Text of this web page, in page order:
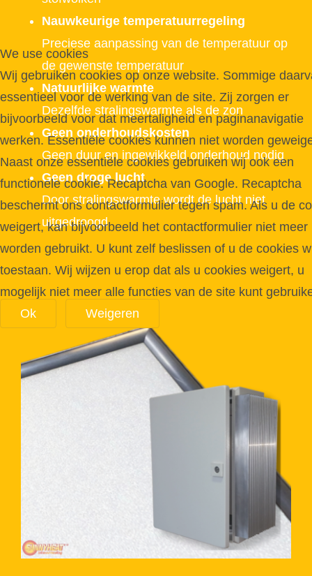
Nauwkeurige temperatuurregeling
Preciese aanpassing van de temperatuur op
de gewenste temperatuur
Natuurlijke warmte
Dezelfde stralingswarmte als de zon
Geen onderhoudskosten
Geen duur en ingewikkeld onderhoud nodig
Geen droge lucht
Door stralingswarmte wordt de lucht niet
uitgedroogd
We use cookies
Wij gebruiken cookies op onze website. Sommige
essentieel voor de werking van de site. Zij zorgen er
bijvoorbeeld voor dat meertaligheid en paginanavigatie
werken. Essentiële cookies kunnen niet worden
Naast onze essentiële cookies gebruiken wij ook een
functionele cookie. Recaptcha van Google. Recaptcha
beschermt ons contactformulier tegen spam. Als u de
weigert, kan bijvoorbeeld het contactformulier niet meer
worden gebruikt. U kunt zelf beslissen of u de cookies
toestaan. Wij wijzen u erop dat als u cookies weigert, u
mogelijk niet meer alle functies van de site kunt
Ok
Weigeren